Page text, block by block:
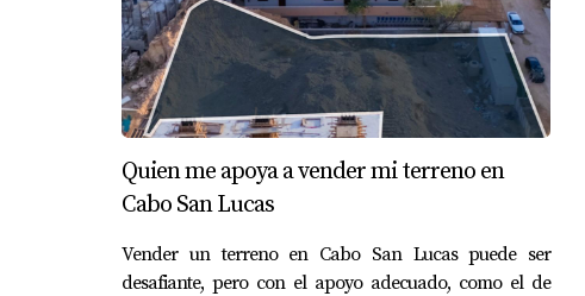
Quien me apoya a vender mi terreno en
Cabo San Lucas
Vender un terreno en Cabo San Lucas puede ser
desafiante, pero con el apoyo adecuado, como el de